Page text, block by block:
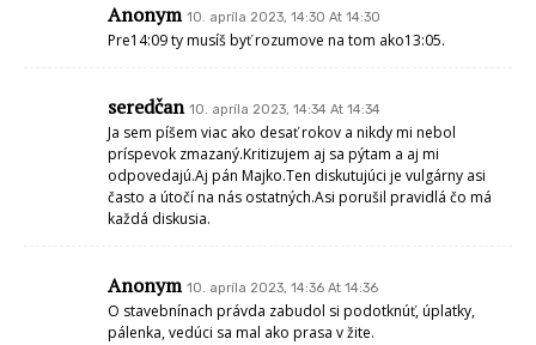
Anonym 10. apríla 2023, 14:30 At 14:30
Pre14:09 ty musíš byť rozumove na tom ako13:05.
seredčan 10. apríla 2023, 14:34 At 14:34
Ja sem píšem viac ako desať rokov a nikdy mi nebol
príspevok zmazaný.Kritizujem aj sa pýtam a aj mi
odpovedajú.Aj pán Majko.Ten diskutujúci je vulgárny asi
často a útočí na nás ostatných.Asi porušil pravidlá čo má
každá diskusia.
Anonym 10. apríla 2023, 14:36 At 14:36
O stavebnínach právda zabudol si podotknúť, úplatky,
pálenka, vedúci sa mal ako prasa v žite.